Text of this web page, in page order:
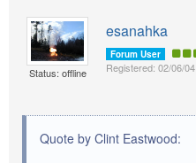
Status: offline
esanahka
Forum User
Registered: 02/06/04
Quote by Clint Eastwood: